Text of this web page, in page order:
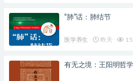
“肺”话：肺结节
医学养生 昨天
有无之境：王阳明哲